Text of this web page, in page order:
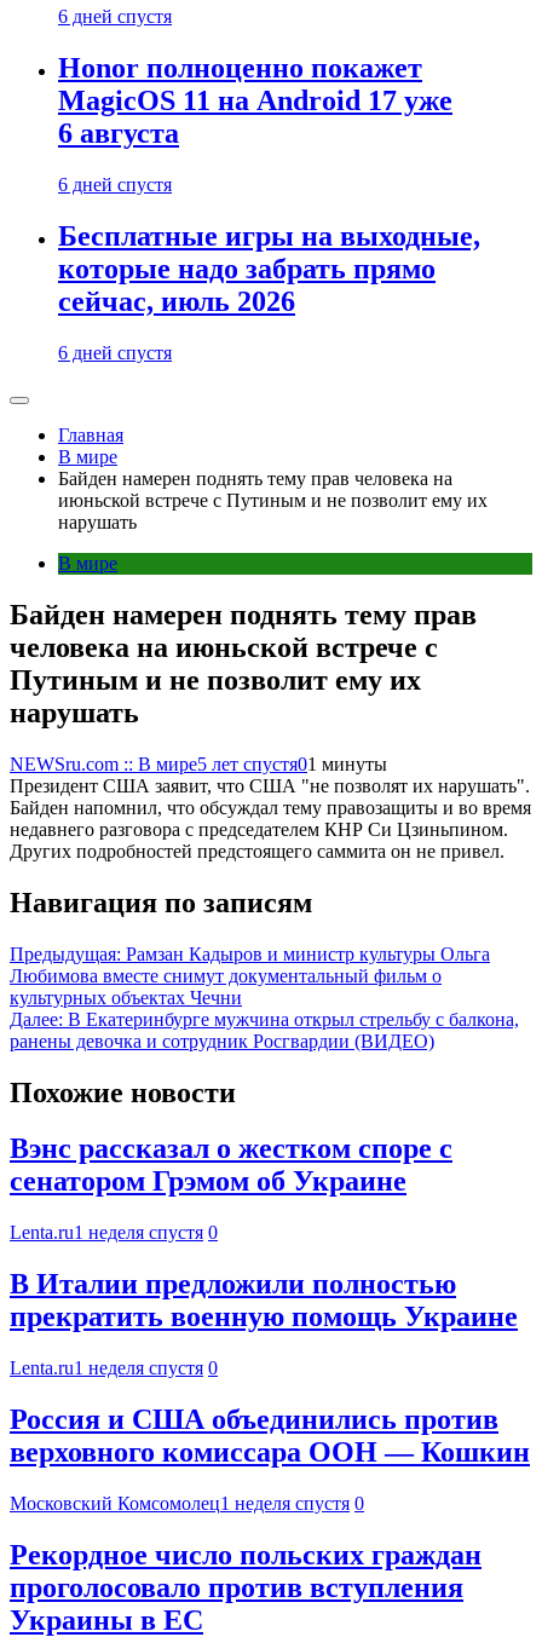
6 дней спустя
Honor полноценно покажет
MagicOS 11 на Android 17 уже
6 августа
6 дней спустя
Бесплатные игры на выходные,
которые надо забрать прямо
сейчас, июль 2026
6 дней спустя
Главная
В мире
Байден намерен поднять тему прав человека на
июньской встрече с Путиным и не позволит ему их
нарушать
В мире
Байден намерен поднять тему прав
человека на июньской встрече с
Путиным и не позволит ему их
нарушать
NEWSru.com :: В мире5 лет спустя01 минуты
Президент США заявит, что США "не позволят их нарушать".
Байден напомнил, что обсуждал тему правозащиты и во время
недавнего разговора с председателем КНР Си Цзиньпином.
Других подробностей предстоящего саммита он не привел.
Навигация по записям
Предыдущая: Рамзан Кадыров и министр культуры Ольга
Любимова вместе снимут документальный фильм о
культурных объектах Чечни
Далее: В Екатеринбурге мужчина открыл стрельбу с балкона,
ранены девочка и сотрудник Росгвардии (ВИДЕО)
Похожие новости
Вэнс рассказал о жестком споре с
сенатором Грэмом об Украине
Lenta.ru1 неделя спустя 0
В Италии предложили полностью
прекратить военную помощь Украине
Lenta.ru1 неделя спустя 0
Россия и США объединились против
верховного комиссара ООН — Кошкин
Московский Комсомолец1 неделя спустя 0
Рекордное число польских граждан
проголосовало против вступления
Украины в ЕС